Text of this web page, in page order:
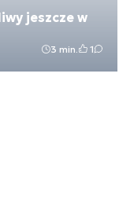
jeszcze w
3 min. 1